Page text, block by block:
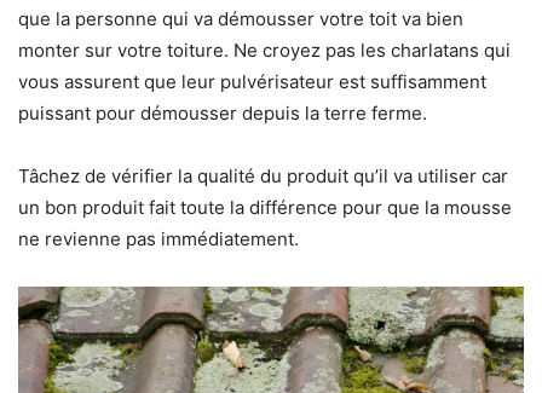
que la personne qui va démousser votre toit va bien
monter sur votre toiture. Ne croyez pas les charlatans qui
vous assurent que leur pulvérisateur est suffisamment
puissant pour démousser depuis la terre ferme.
Tâchez de vérifier la qualité du produit qu’il va utiliser car
un bon produit fait toute la différence pour que la mousse
ne revienne pas immédiatement.